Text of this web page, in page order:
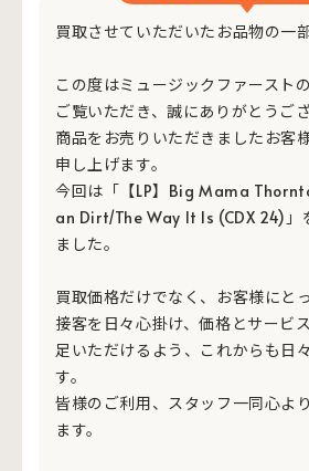
買取させていただいたお品物の一
この度はミュージックファースト
ご覧いただき、誠にありがとうござ
商品をお売りいただきましたお客
申し上げます。
今回は「【LP】Big Mama
an Dirt/The Way It Is (CDX 24)」
ました。
買取価格だけでなく、お客様にと
接客を日々心掛け、価格とサービ
足いただけるよう、これからも日
す。
皆様のご利用、スタッフ一同心よ
ます。